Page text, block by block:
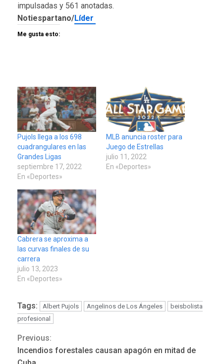
impulsadas y 561 anotadas.
Notiespartano/Líder
Me gusta esto:
Pujols llega a los 698
cuadrangulares en las
Grandes Ligas
septiembre 17, 2022
En «Deportes»
MLB anuncia roster para
Juego de Estrellas
julio 11, 2022
En «Deportes»
Cabrera se aproxima a
las curvas finales de su
carrera
julio 13, 2023
En «Deportes»
Tags: Albert Pujols Angelinos de Los Ángeles
beisbolista
profesional
Continue
Previous:
Incendios forestales causan apagón en mitad de